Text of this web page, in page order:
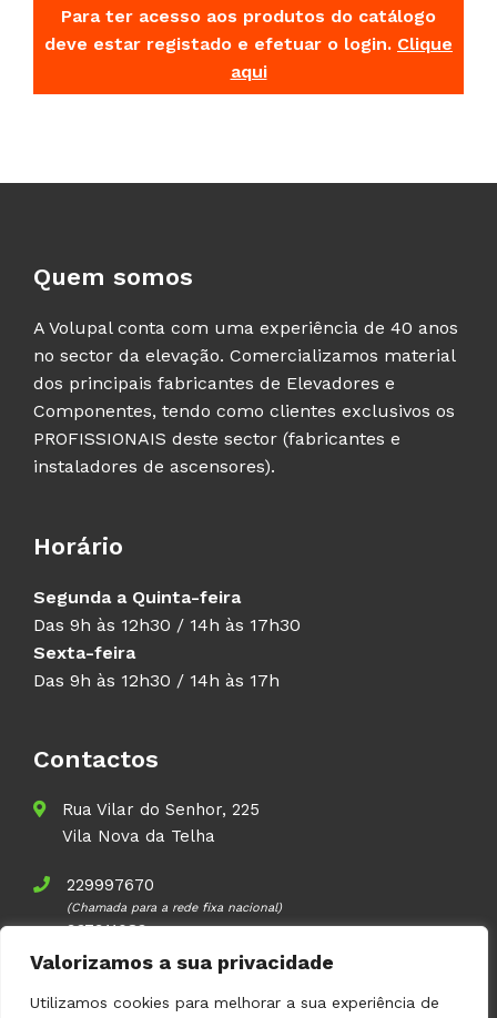
Valorizamos a sua privacidade
Utilizamos cookies para melhorar a sua experiência de
Para ter acesso aos produtos do catálogo
deve estar registado e efetuar o login. Clique
aqui
Quem somos
A Volupal conta com uma experiência de 40 anos
no sector da elevação. Comercializamos material
dos principais fabricantes de Elevadores e
Componentes, tendo como clientes exclusivos os
PROFISSIONAIS deste sector (fabricantes e
instaladores de ascensores).
Horário
Segunda a Quinta-feira
Das 9h às 12h30 / 14h às 17h30
Sexta-feira
Das 9h às 12h30 / 14h às 17h
Contactos
Rua Vilar do Senhor, 225
Vila Nova da Telha
229997670
(Chamada para a rede fixa nacional)
937911083
(Chamada para a rede móvel nacional)
geral@volupal.pt